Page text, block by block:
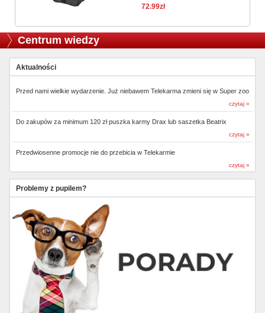
72.99zł
Centrum wiedzy
Aktualności
Przed nami wielkie wydarzenie. Już niebawem Telekarma zmieni się w Super zoo
czytaj »
Do zakupów za minimum 120 zł puszka karmy Drax lub saszetka Beatrix
czytaj »
Przedwiosenne promocje nie do przebicia w Telekarmie
czytaj »
Problemy z pupilem?